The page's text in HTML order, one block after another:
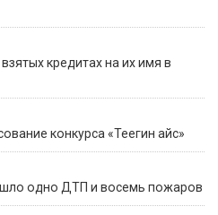
кредитах на их имя в
конкурса «Теегин айс»
одно ДТП и восемь пожаров